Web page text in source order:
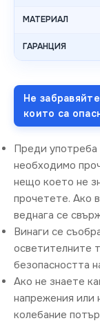
МАТЕРИАЛ
ГАРАНЦИЯ
Не
които са
Преди употреба
необходимо
нещо което не
прочетете. Ако
веднага се
Винаги се
осветителните
безопасността
Ако не знаете
напрежения или
колебание